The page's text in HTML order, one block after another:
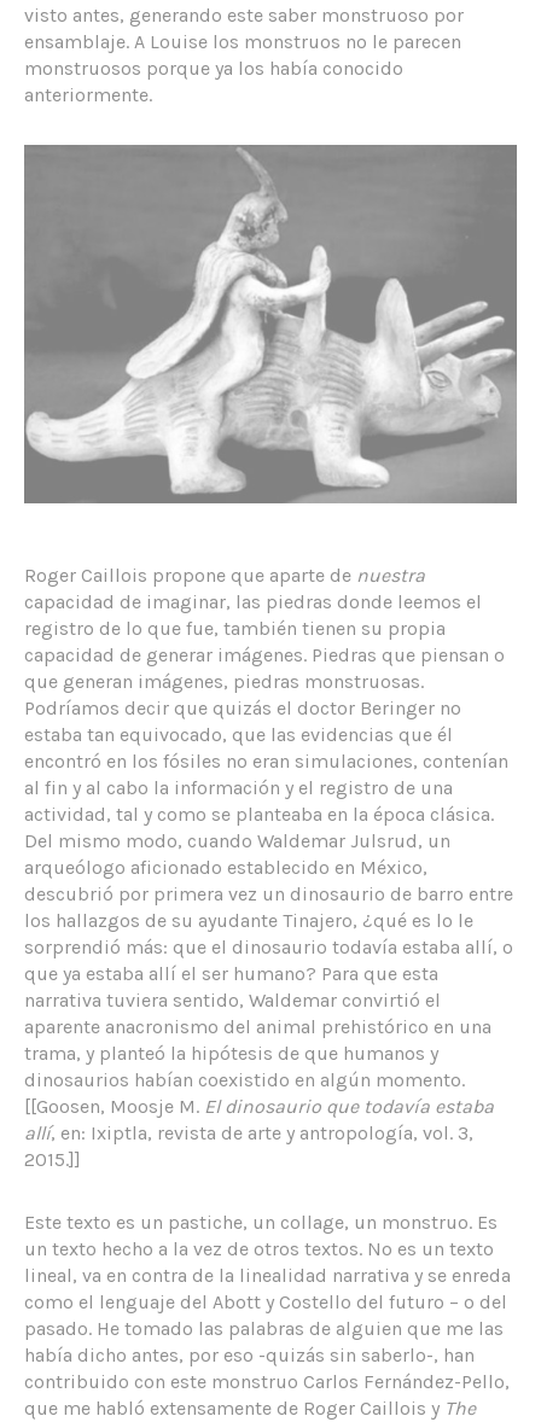
visto antes, generando este saber monstruoso por
ensamblaje. A Louise los monstruos no le parecen
monstruosos porque ya los había conocido
anteriormente.
Roger Caillois propone que aparte de nuestra
capacidad de imaginar, las piedras donde leemos el
registro de lo que fue, también tienen su propia
capacidad de generar imágenes. Piedras que piensan o
que generan imágenes, piedras monstruosas.
Podríamos decir que quizás el doctor Beringer no
estaba tan equivocado, que las evidencias que él
encontró en los fósiles no eran simulaciones, contenían
al fin y al cabo la información y el registro de una
actividad, tal y como se planteaba en la época clásica.
Del mismo modo, cuando Waldemar Julsrud, un
arqueólogo aficionado establecido en México,
descubrió por primera vez un dinosaurio de barro entre
los hallazgos de su ayudante Tinajero, ¿qué es lo le
sorprendió más: que el dinosaurio todavía estaba allí, o
que ya estaba allí el ser humano? Para que esta
narrativa tuviera sentido, Waldemar convirtió el
aparente anacronismo del animal prehistórico en una
trama, y planteó la hipótesis de que humanos y
dinosaurios habían coexistido en algún momento.
[[Goosen, Moosje M. El dinosaurio que todavía estaba
allí, en: Ixiptla, revista de arte y antropología, vol. 3,
2015.]]
Este texto es un pastiche, un collage, un monstruo. Es
un texto hecho a la vez de otros textos. No es un texto
lineal, va en contra de la linealidad narrativa y se enreda
como el lenguaje del Abott y Costello del futuro – o del
pasado. He tomado las palabras de alguien que me las
había dicho antes, por eso -quizás sin saberlo-, han
contribuido con este monstruo Carlos Fernández-Pello,
que me habló extensamente de Roger Caillois y The